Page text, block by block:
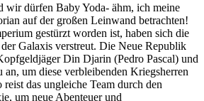
wir dürfen Baby Yoda- ähm, ich meine
auf der großen Leinwand betrachten!
gestürzt worden ist, haben sich die
Galaxis verstreut. Die Neue Republik
Din Djarin (Pedro Pascal) und
um diese verbleibenden Kriegsherren
das ungleiche Team durch den
um neue Abenteuer und